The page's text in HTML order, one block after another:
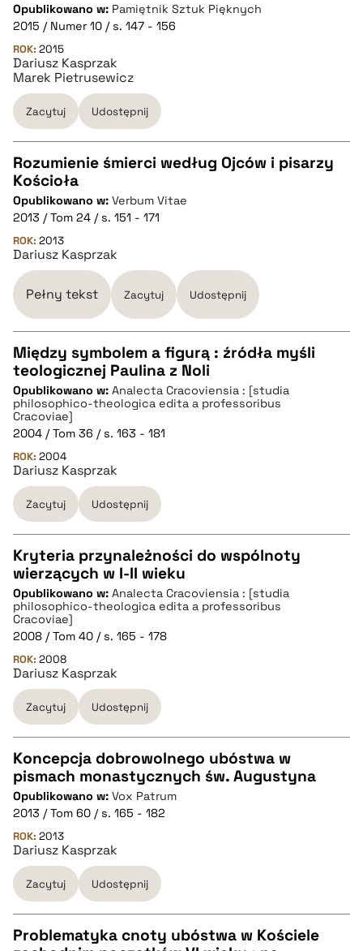
pobierz cytat
BIBTEX
pobierz cytat
Opublikowano w: Pamiętnik Sztuk Pięknych
2015 / Numer 10 / s. 147 - 156
ROK: 2015
Dariusz Kasprzak
Marek Pietrusewicz
Zacytuj Udostępnij
CZYSTY TEKST
pobierz cytat
BIBTEX
pobierz cytat
Rozumienie śmierci według Ojców i pisarzy
Kościoła
Opublikowano w: Verbum Vitae
2013 / Tom 24 / s. 151 - 171
ROK: 2013
Dariusz Kasprzak
Pełny tekst Zacytuj Udostępnij
CZYSTY TEKST
pobierz cytat
BIBTEX
pobierz cytat
Między symbolem a figurą : źródła myśli
teologicznej Paulina z Noli
Opublikowano w: Analecta Cracoviensia : [studia
philosophico-theologica edita a professoribus
Cracoviae]
2004 / Tom 36 / s. 163 - 181
ROK: 2004
Dariusz Kasprzak
Zacytuj Udostępnij
CZYSTY TEKST
pobierz cytat
BIBTEX
pobierz cytat
Kryteria przynależności do wspólnoty
wierzących w I-II wieku
Opublikowano w: Analecta Cracoviensia : [studia
philosophico-theologica edita a professoribus
Cracoviae]
2008 / Tom 40 / s. 165 - 178
ROK: 2008
Dariusz Kasprzak
Zacytuj Udostępnij
CZYSTY TEKST
pobierz cytat
BIBTEX
pobierz cytat
Koncepcja dobrowolnego ubóstwa w
pismach monastycznych św. Augustyna
Opublikowano w: Vox Patrum
2013 / Tom 60 / s. 165 - 182
ROK: 2013
Dariusz Kasprzak
Zacytuj Udostępnij
Problematyka cnoty ubóstwa w Kościele